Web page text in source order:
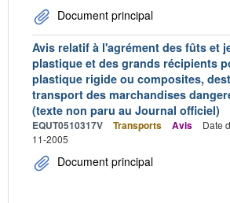
Document principal
Avis relatif à l'agrément des fûts et
plastique et des grands récipients
plastique rigide ou composites,
transport des marchandises
(texte non paru au Journal officiel)
EQUT0510317V Transports Avis
Date
11-2005
Document principal